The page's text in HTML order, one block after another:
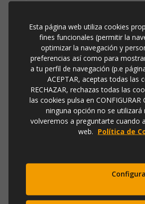
color blanco mediante tecnologia LED.
acabado hielo mate.
LED RGBW (Con Cables y Mando)
:
interior mediante tecnología LED
para cambiar de color. Solo disponible
Acompañado de un mando a distancia
color por selección o de forma
LED RGBW BATERIA (Sin Cables, con
iluminación interior mediante tecnología
alimentado por una batería. Se incluye
cambiar de color y cargador. Solo
Todos los productos están fabricados
que son ligeros y muy resistentes a
También están protegidos contra los
Medidas: 189cm x 66cm x 115cm
Esta página web utiliza cookies
fines funcionales (permitir la
optimizar la navegación y
preferencias así como para
a tu perfil de navegación (p.e
ACEPTAR, aceptas todas las
RECHAZAR, rechazas todas las
las cookies pulsa en CONFIGURAR
ninguna opción no se utilizará
volveremos a preguntarte cuando
web. Política de